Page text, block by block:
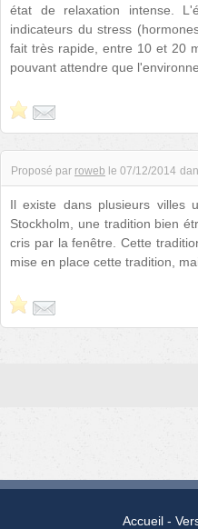
état de relaxation intense.
indicateurs du stress
fait très rapide, entre 10 et 20
pouvant attendre que
Proposé par roweb le 07/12/2014
Il existe dans plusieurs villes
Stockholm, une tradition bien
cris par la fenêtre. Cette
mise en place cette tradition,
Accueil